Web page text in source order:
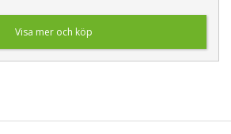
Visa mer och köp